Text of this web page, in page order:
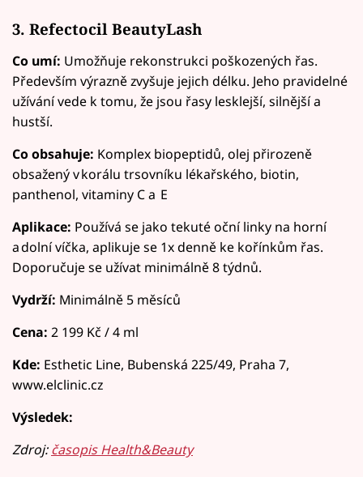
3. Refectocil BeautyLash
Co umí: Umožňuje rekonstrukci poškozených řas.
Především výrazně zvyšuje jejich délku. Jeho pravidelné
užívání vede k tomu, že jsou řasy lesklejší, silnější a
hustší.
Co obsahuje: Komplex biopeptidů, olej přirozeně
obsažený v korálu trsovníku lékařského, biotin,
panthenol, vitaminy C a E
Aplikace: Používá se jako tekuté oční linky na horní
a dolní víčka, aplikuje se 1x denně ke kořínkům řas.
Doporučuje se užívat minimálně 8 týdnů.
Vydrží: Minimálně 5 měsíců
Cena: 2 199 Kč / 4 ml
Kde: Esthetic Line, Bubenská 225/49, Praha 7,
www.elclinic.cz
Výsledek:
Zdroj:časopis Health&Beauty